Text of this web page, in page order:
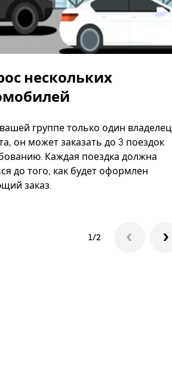
нескольких
группе только один владелец
он может заказать до 3 поездок
Каждая поездка должна
до того, как будет оформлен
заказ.
1/2